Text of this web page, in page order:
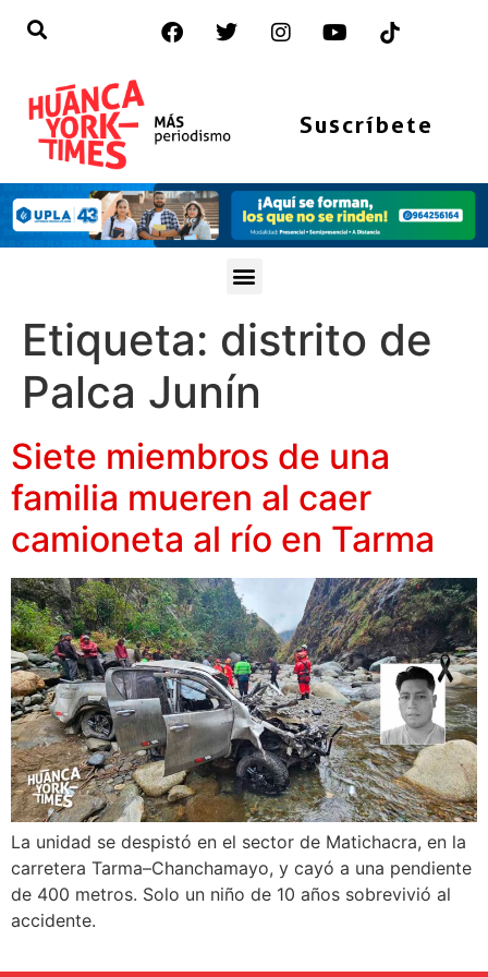
Suscríbete
Etiqueta: distrito de
Palca Junín
Siete miembros de una
familia mueren al caer
camioneta al río en Tarma
La unidad se despistó en el sector de Matichacra, en la
carretera Tarma–Chanchamayo, y cayó a una pendiente
de 400 metros. Solo un niño de 10 años sobrevivió al
accidente.